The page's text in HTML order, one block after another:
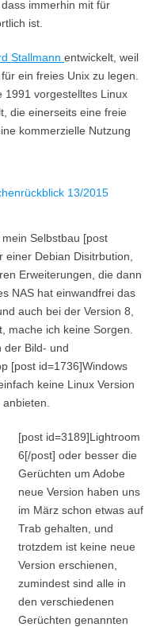
immerhin mit für
ist.
Stallmann entwickelt, weil
ein freies Unix zu legen.
1991 vorgestelltes Linux
die einerseits eine freie
kommerzielle Nutzung
Selbstbau [post
Debian Disitrbution,
Erweiterungen, die dann
NAS hat einwandfrei das
auch bei der Version 8,
mache ich keine Sorgen.
der Bild- und
[post id=1736]Windows
keine Linux Version
[post id=3189]Lightroom
6[/post] oder besser die
Gerüchten um Adobe
neue Version haben uns
im März schon etwas auf
Trab gehalten, und
trotzdem ist keine neue
Version erschienen,
zumindest sind alle in
den verschiedenen
Gerüchten genannten